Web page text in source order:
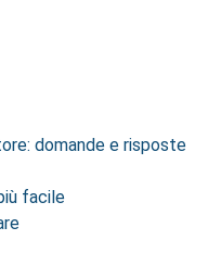
domande e risposte
facile